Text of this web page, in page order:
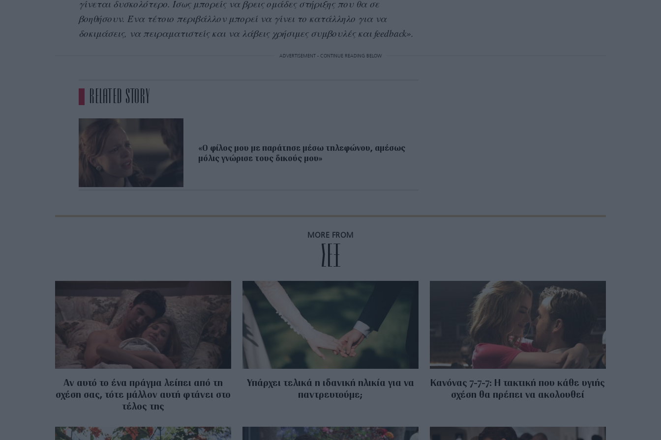
γίνεται δυσκολότερο. Ίσως μπορείς να βρεις ομάδες στήριξης που θα σε
βοηθήσουν. Ένα τέτοιο περιβάλλον μπορεί να γίνει το κατάλληλο για να
δοκιμάσεις, να πειραματιστείς και να λάβεις χρήσιμες συμβουλές και feedback».
ADVERTISEMENT - CONTINUE READING BELOW
RELATED STORY
«Ο φίλος μου με παράτησε μέσω τηλεφώνου, αμέσως
μόλις γνώρισε τους δικούς μου»
MORE FROM
ΣΕΞ
Αν αυτό το ένα πράγμα λείπει από τη
σχέση σας, τότε μάλλον αυτή φτάνει στο
τέλος της
Υπάρχει τελικά η ιδανική ηλικία για να
παντρευτούμε;
Κανόνας 7-7-7: Η τακτική που κάθε υγιής
σχέση θα πρέπει να ακολουθεί